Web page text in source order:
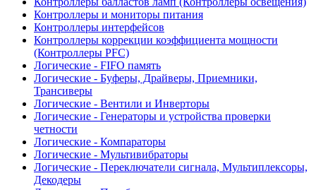
Контроллеры и мониторы питания
Контроллеры интерфейсов
Контроллеры коррекции коэффициента мощности
(Контроллеры PFC)
Логические - FIFO память
Логические - Буферы, Драйверы, Приемники,
Трансиверы
Логические - Вентили и Инверторы
Логические - Генераторы и устройства проверки
четности
Логические - Компараторы
Логические - Мультивибраторы
Логические - Переключатели сигнала, Мультиплексоры,
Декодеры